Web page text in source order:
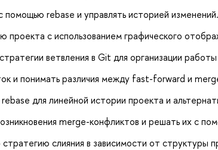
rebase и управлять историей изменений.
проекта с использованием графического
ветвления в Git для организации
и понимать различия между fast-forward и
для линейной истории проекта и
merge-конфликтов и решать их с
слияния в зависимости от структуры